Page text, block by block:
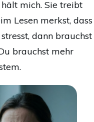
mich. Sie treibt
Lesen merkst, dass
dann brauchst
brauchst mehr